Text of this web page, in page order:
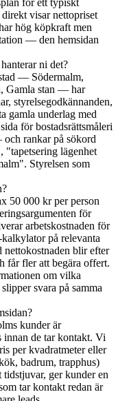
för ett typiskt
visar nettopriset
hög köpkraft men
— den hemsidan
ni det?
— Södermalm,
Gamla stan — har
styrelsegodkännanden,
gamla underlag med
för bostadsrättsmåleri
och rankar på sökord
"tapetsering lägenhet
Styrelsen som
50 000 kr per person
för
arbetskostnaden för
på relevanta
blir efter
får fler att begära offert.
om vilka
svara på samma
kunder är
de tar kontakt. Vi
per kvadratmeter eller
badrum, trapphus)
ger kunder en
tar kontakt redan är